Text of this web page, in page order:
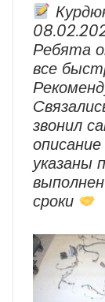
Ребята
все
звонил
указаны
сроки